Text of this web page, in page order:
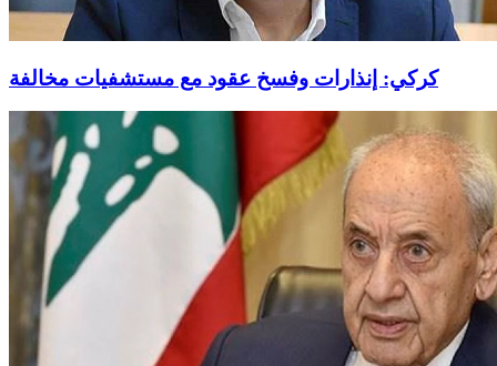
كركي: إنذارات وفسخ عقود مع مستشفيات مخالفة